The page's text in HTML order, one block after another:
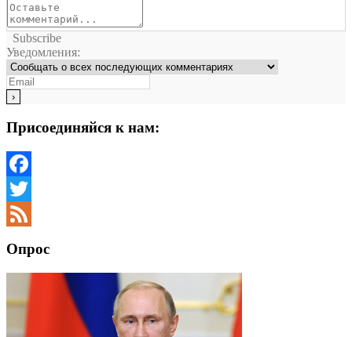
Subscribe
Уведомления:
Присоединяйся к нам:
Facebook
Twitter
Опрос